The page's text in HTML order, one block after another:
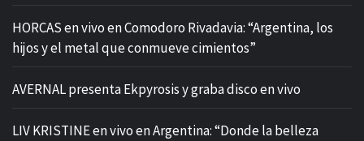
HORCAS en vivo en Comodoro Rivadavia: “Argentina, los
hijos y el metal que conmueve cimientos”
AVERNAL presenta Ekpyrosis y graba disco en vivo
LIV KRISTINE en vivo en Argentina: “Donde la belleza